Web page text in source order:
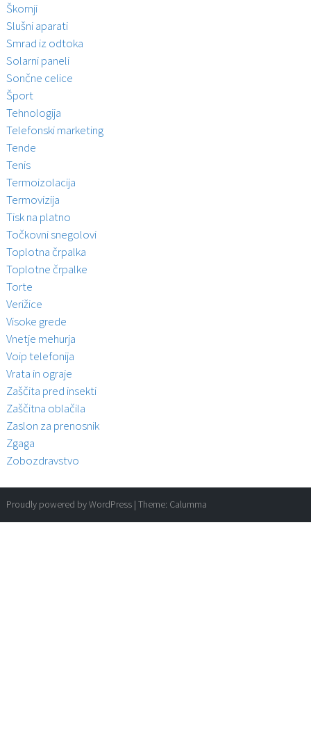
Škornji
Slušni aparati
Smrad iz odtoka
Solarni paneli
Sončne celice
Šport
Tehnologija
Telefonski marketing
Tende
Tenis
Termoizolacija
Termovizija
Tisk na platno
Točkovni snegolovi
Toplotna črpalka
Toplotne črpalke
Torte
Verižice
Visoke grede
Vnetje mehurja
Voip telefonija
Vrata in ograje
Zaščita pred insekti
Zaščitna oblačila
Zaslon za prenosnik
Zgaga
Zobozdravstvo
Proudly powered by WordPress | Theme: Calumma